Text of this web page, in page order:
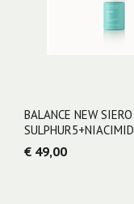
BALANCE NEW SIERO
€ 49,00